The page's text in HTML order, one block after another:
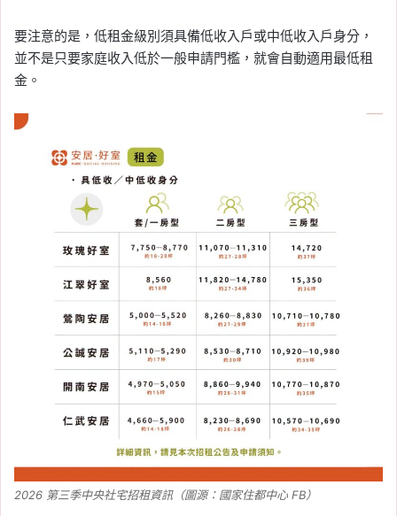
要注意的是，低租金級別須具備低收入戶或中低收入戶身分，
並不是只要家庭收入低於一般申請門檻，就會自動適用最低租
金。
2026 第三季中央社宅招租資訊（圖源：國家住都中心 FB）